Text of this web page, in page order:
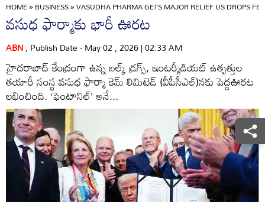
HOME»BUSINESS»VASUDHA PHARMA GETS MAJOR RELIEF US DROPS
వసుధ ఫార్మాకు భారీ ఊరట
ABN, Publish Date - May 02 , 2026 | 02:33 AM
హైదరాబాద్‌ కేంద్రంగా ఉన్న బల్క్‌ డ్రగ్స్‌, ఇంటర్మీడియట్‌ ఉత్పత్తుల
తయారీ సంస్థ వసుధ ఫార్మా కెమ్‌ లిమిటెడ్‌ (వీపీసీఎల్‌)నకు పెద్దఊరట
లభించింది. ‘ఫెంటానిల్‌’ అనే...